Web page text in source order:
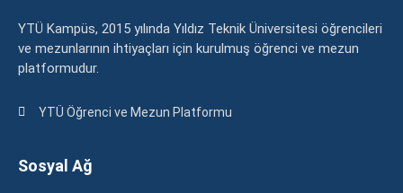
YTÜ Kampüs, 2015 yılında Yıldız Teknik Üniversitesi öğrencileri
ve mezunlarının ihtiyaçları için kurulmuş öğrenci ve mezun
platformudur.
YTÜ Öğrenci ve Mezun Platformu
Sosyal Ağ